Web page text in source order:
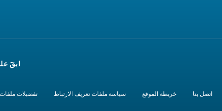
ابقَ
اتصل بنا خريطة الموقع سياسة ملفات تعريف الارتباط تفضيلات